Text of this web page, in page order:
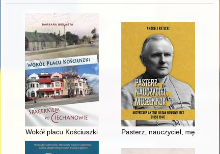
Wokół placu Kościuszki Pasterz, nauczyciel,